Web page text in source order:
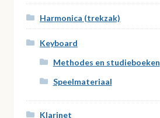
Harmonica (trekzak)
Keyboard
Methodes en studieboeken
Speelmateriaal
Klarinet